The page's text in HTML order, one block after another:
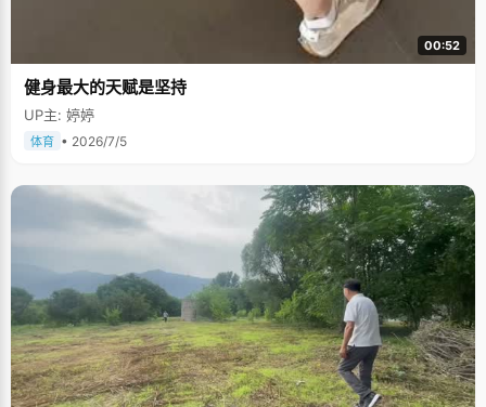
00:52
健身最大的天赋是坚持
UP主: 婷婷
体育 • 2026/7/5